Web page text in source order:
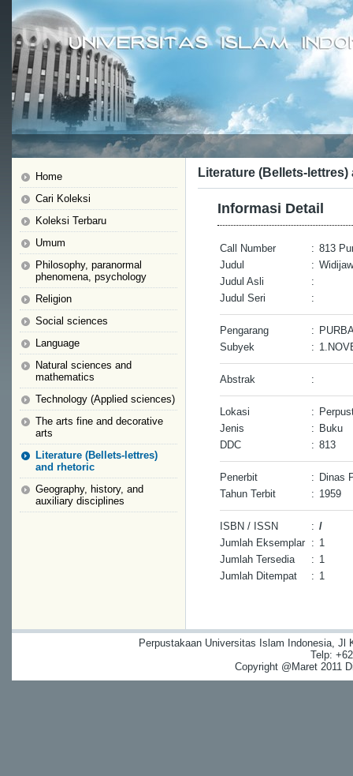
Home
Cari Koleksi
Koleksi Terbaru
Umum
Philosophy, paranormal
phenomena, psychology
Religion
Social sciences
Language
Natural sciences and
mathematics
Technology (Applied sciences)
The arts fine and decorative
arts
Literature (Bellets-lettres)
and rhetoric
Geography, history, and
auxiliary disciplines
Literature (Bellets-
Informasi Detail
Call Number : 813
Judul
:
Judul Asli
:
Judul Seri
:
Pengarang :
Subyek
:
Abstrak :
Lokasi :
Jenis
: Buku
DDC
: 813
Penerbit : Dinas
Tahun Terbit
: 1959
ISBN / ISSN : /
Jumlah Eksemplar : 1
Jumlah Tersedia
: 1
Jumlah Ditempat
: 1
Perpustakaan Universitas Islam Indonesia, Jl
Telp:
Copyright @Maret 2011